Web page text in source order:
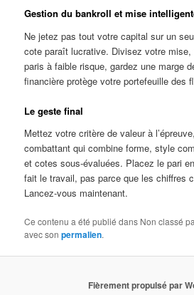
Gestion du bankroll et mise
Ne jetez pas tout votre capital sur un
cote paraît lucrative. Divisez votre mise,
paris à faible risque, gardez une marge
financière protège votre portefeuille des
Le geste final
Mettez votre critère de valeur à
combattant qui combine forme, style
et cotes sous‑évaluées. Placez le pari
fait le travail, pas parce que les chiffres
Lancez‑vous maintenant.
Ce contenu a été publié dans Non classé
avec sonpermalien.
Fièrement propulsé par